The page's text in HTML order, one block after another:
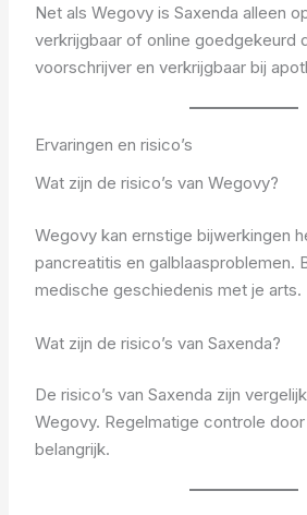
Net als Wegovy is Saxenda alleen
verkrijgbaar of online goedgekeurd
voorschrijver en verkrijgbaar bij
Ervaringen en risico’s
Wat zijn de risico’s van Wegovy?
Wegovy kan ernstige bijwerkingen
pancreatitis en galblaasproblemen.
medische geschiedenis met je arts.
Wat zijn de risico’s van Saxenda?
De risico’s van Saxenda zijn
Wegovy. Regelmatige controle
belangrijk.